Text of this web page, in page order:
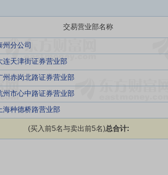
交易营业部名称
分公司
连天津街证券营业部
州赤岗北路证券营业部
州市心中路证券营业部
海种德桥路营业部
(买入前5名与卖出前5名)总合计: